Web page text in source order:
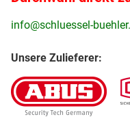
info@schluessel-
Unsere Zulieferer: